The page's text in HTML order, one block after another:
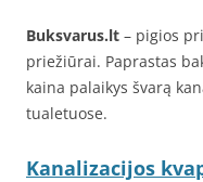
Buksvarus.lt – pigios
priežiūrai. Paprastas
kaina palaikys švarą
tualetuose.
Kanalizacijos